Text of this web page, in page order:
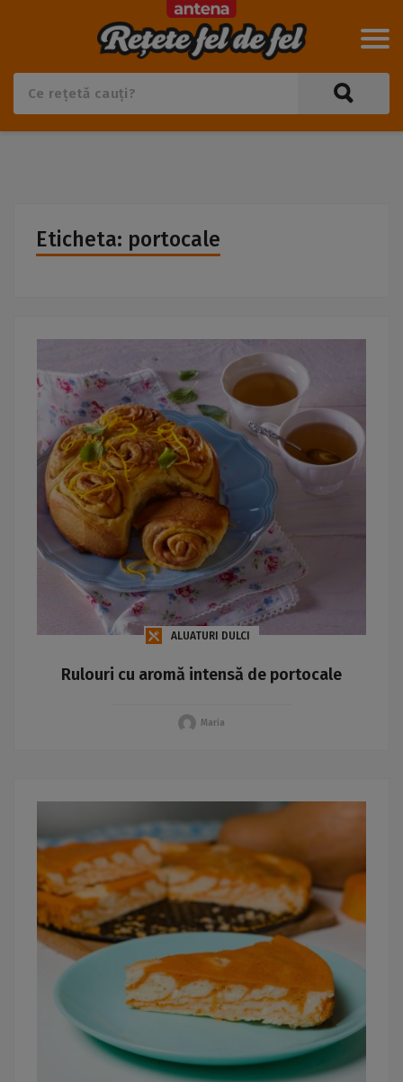
Eticheta: portocale
ALUATURI DULCI
Rulouri cu aromă intensă de portocale
Maria